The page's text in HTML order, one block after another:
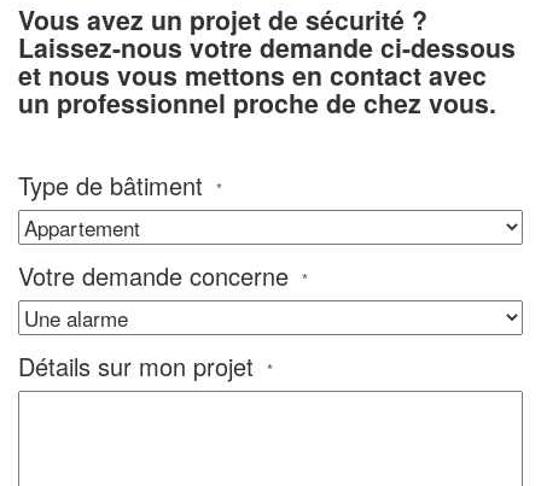
Vous avez un projet de sécurité ?
Laissez-nous votre demande ci-dessous
et nous vous mettons en contact avec
un professionnel proche de chez vous.
Type de bâtiment *
Votre demande concerne *
Détails sur mon projet *